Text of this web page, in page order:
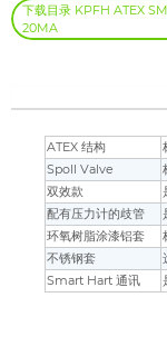
下载目录 KPFH ATEX
20MA
ATEX 结构
Spoll Valve
双效款
配有压力计的歧管
环氧树脂涂漆铝套
不锈钢套
Smart Hart 通讯